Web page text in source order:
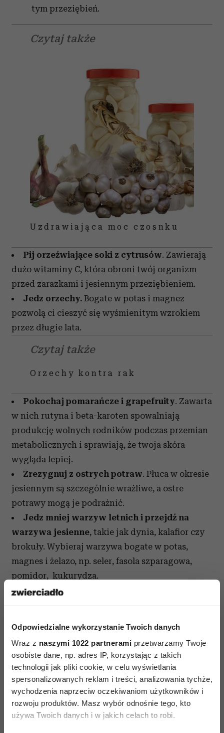
Odpowiedzialne wykorzystanie Twoich danych
Wraz z naszymi 1022 partnerami przetwarzamy Twoje
osobiste dane, np. adres IP, korzystając z takich
technologii jak pliki cookie, w celu wyświetlania
spersonalizowanych reklam i treści, analizowania tychże,
wychodzenia naprzeciw oczekiwaniom użytkowników i
rozwoju produktów. Masz wybór odnośnie tego, kto
używa Twoich danych i w jakich celach to robi.
tym przeziębień.
Czytaj także
Uzdrawiająca moc czosnku
Pij orzeźwiające soki z cytrusów. Zawierają
dużo witaminy C, która obroni twój organizm
przed zarazkami i jesiennym przeziębieniem.
Jedz orzechy. Bogate w potas i magnez
pozwolą ci cieszyć się wyśmienitym wzrokiem
przez długie lata.
Czytaj także
Orzechy kontra rak
Pokochaj pomarańcze i grapefruity. Zawarta
w nich rutyna i beta-karoten spowalniają
produkcję wolnych rodników podczas przemian
metabolicznych i sprawiają, że twoja skóra
wygląda lepiej.
Zrezygnuj z ostrych potraw. Płuca w okresie
jesiennym są szczególnie wrażliwe, a ostre
potrawy mogą je podrażnić.
Jedz mniej warzyw letnich i przejdź na
warzywa jesienne, takie jak dynia, kalafior czy
brokuły. Wybieraj warzywa bogate w potas,
magnes i żelazo, np. seler, fasola szparagowa,
pomidor, kukurydza.
Nie trać formy
bowiem wysiłek fizyczny jest niezbędny dla
naszego zdrowia. Chociaż pogoda za oknem może
nie zachęcać do wyjścia z domu, dobrze jest
zrobić jej na przekór i jak najwięcej spacerować.
Poza tym szkoda siedzieć w domu, gdy na
zewnątrz jest chociaż trochę ładnie, bo takich
dni będzie teraz coraz mniej. Warto przed zimą